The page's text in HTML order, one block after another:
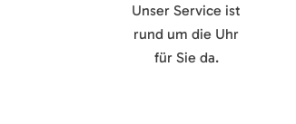
Unser Service ist
rund um die Uhr
für Sie da.